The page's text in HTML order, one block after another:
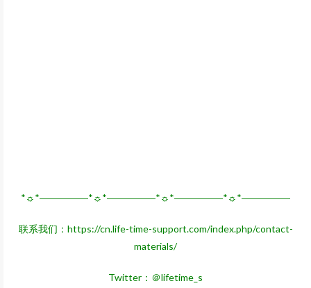
*☼*―――――*☼*―――――*☼*―――――*☼*―――――
联系我们： https://cn.life-time-support.com/index.php/contact-
materials/
Twitter：＠lifetime_s